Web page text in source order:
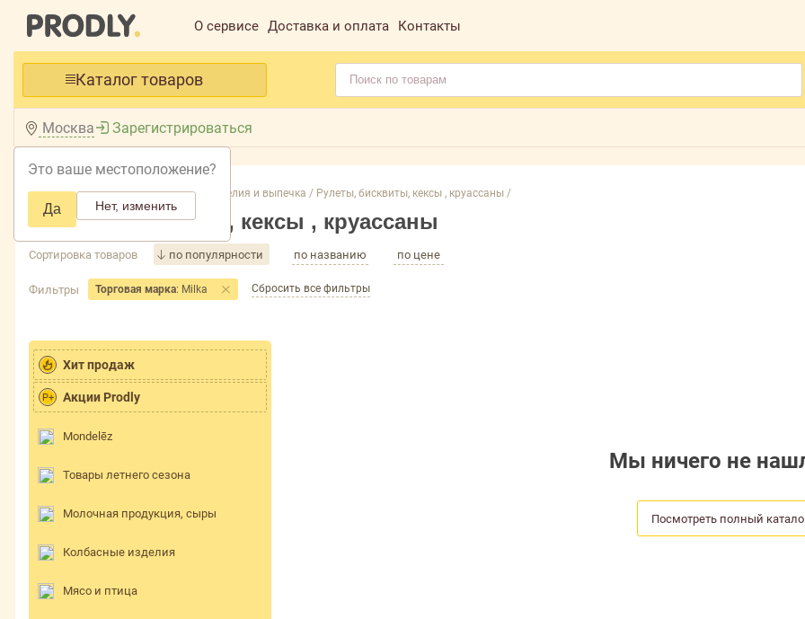
О сервисе Доставка и оплата Контакты
Каталог товаров
Москва
Это ваше местоположение?
Да Нет, изменить
Зарегистрироваться
Главная /Каталог /Кондитерские изделия и выпечка / Рулеты, бисквиты, кексы , круассаны /
Рулеты, бисквиты, кексы , круассаны
Сортировка товаров по популярности по названию по цене
Фильтры Торговая марка: Milka Сбросить все фильтры
Хит продаж
P+ Акции Prodly
Mondelēz
Товары летнего сезона
Молочная продукция, сыры
Колбасные изделия
Мясо и птица
Мы ничего не
Посмотреть полный